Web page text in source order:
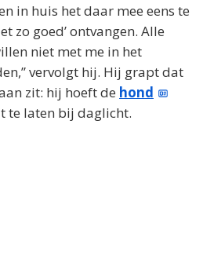
in huis het daar mee eens te
zo goed’ ontvangen. Alle
niet met me in het
vervolgt hij. Hij grapt dat
zit: hij hoeft de hond
te laten bij daglicht.